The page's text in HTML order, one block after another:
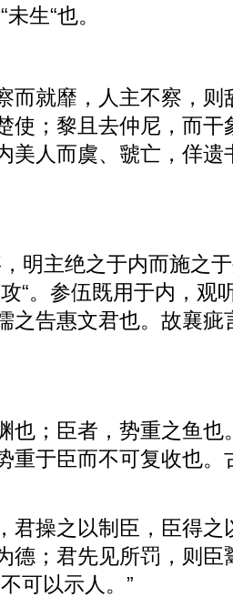
生“也。
而就靡，人主不察，则
使；黎且去仲尼，而干
美人而虞、虢亡，佯遗
，明主绝之于内而施之
“。参伍既用于内，观
之告惠文君也。故襄疵
也；臣者，势重之鱼也
重于臣而不可复收也。
君操之以制臣，臣得之
德；君先见所罚，则臣
可以示人。”